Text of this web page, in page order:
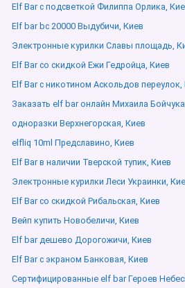
Elf Bar с подсветкой Филиппа Орлика,
Elf bar bc 20000 Выдубичи, Киев
Электронные курилки Славы площадь,
Elf Bar со скидкой Ежи Гедройца, Киев
Elf Bar с никотином Аскольдов переулок,
Заказать elf bar онлайн Михаила
одноразки Верхнегорская, Киев
elfliq 10ml Предславино, Киев
Elf Bar в наличии Тверской тупик, Киев
Электронные курилки Леси Украинки,
Elf Bar со скидкой Рибальская, Киев
Вейп купить Новобеличи, Киев
Elf bar дешево Дорогожичи, Киев
Elf Bar с экраном Банковая, Киев
Сертифицированные elf bar Героев